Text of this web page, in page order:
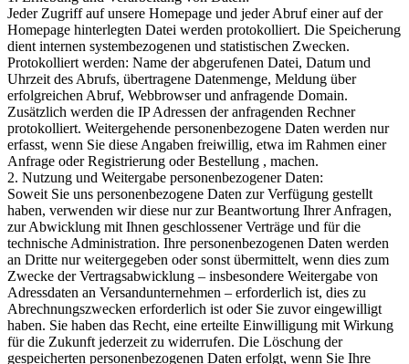
Jeder Zugriff auf unsere Homepage und jeder Abruf einer auf der
Homepage hinterlegten Datei werden protokolliert. Die Speicherung
dient internen systembezogenen und statistischen Zwecken.
Protokolliert werden: Name der abgerufenen Datei, Datum und
Uhrzeit des Abrufs, übertragene Datenmenge, Meldung über
erfolgreichen Abruf, Webbrowser und anfragende Domain.
Zusätzlich werden die IP Adressen der anfragenden Rechner
protokolliert. Weitergehende personenbezogene Daten werden nur
erfasst, wenn Sie diese Angaben freiwillig, etwa im Rahmen einer
Anfrage oder Registrierung oder Bestellung , machen.
2. Nutzung und Weitergabe personenbezogener Daten:
Soweit Sie uns personenbezogene Daten zur Verfügung gestellt
haben, verwenden wir diese nur zur Beantwortung Ihrer Anfragen,
zur Abwicklung mit Ihnen geschlossener Verträge und für die
technische Administration. Ihre personenbezogenen Daten werden
an Dritte nur weitergegeben oder sonst übermittelt, wenn dies zum
Zwecke der Vertragsabwicklung – insbesondere Weitergabe von
Adressdaten an Versandunternehmen – erforderlich ist, dies zu
Abrechnungszwecken erforderlich ist oder Sie zuvor eingewilligt
haben. Sie haben das Recht, eine erteilte Einwilligung mit Wirkung
für die Zukunft jederzeit zu widerrufen. Die Löschung der
gespeicherten personenbezogenen Daten erfolgt, wenn Sie Ihre